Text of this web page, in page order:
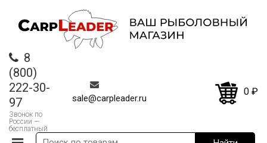
8
(800)
222-30-
97
Звонок по
России —
бесплатный
sale@carpleader.ru
0 ₽